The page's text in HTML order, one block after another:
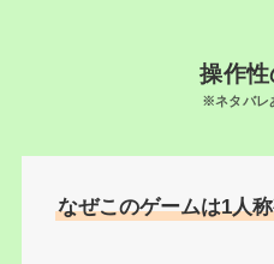
操作性
※ネタバレ
なぜこのゲームは1人